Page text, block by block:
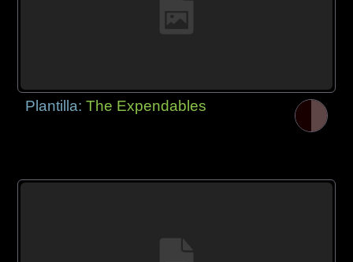
Plantilla:The Expendables